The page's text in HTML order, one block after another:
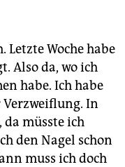
Woche habe
Also da, wo ich
habe. Ich habe
In
müsste ich
den Nagel schon
muss ich doch